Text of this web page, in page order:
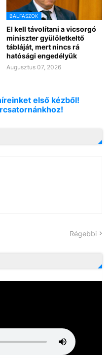
BALFASZOK
El kell távolítani a vicsorgó
miniszter gyülöletkeltő
tábláját, mert nincs rá
hatósági engedélyük
Augusztus 07, 2026
első kézből!
Régebbi